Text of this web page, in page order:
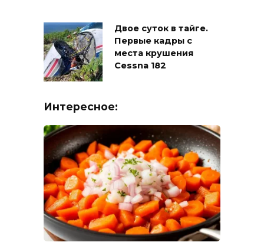
Двое суток в тайге.
Первые кадры с
места крушения
Cessna 182
Интересное: